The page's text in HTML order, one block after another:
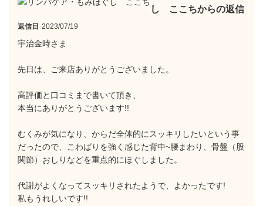
し ここちからの返信
返信日 2023/07/19
宇治金時さま
先日は、ご来店ありがとうございました。
高評価と口コミまで書いて頂き、
本当にありがとうございます!!
むくみが気になり、からだ全体的にスッキリしたいという事
だったので、こわばりを強く感じた背中~腰まわり、骨盤（股
関節）おしりなどを重点的にほぐしました。
代謝がよくなってスッキリされたようで、よかったです!
私もうれしいです!!